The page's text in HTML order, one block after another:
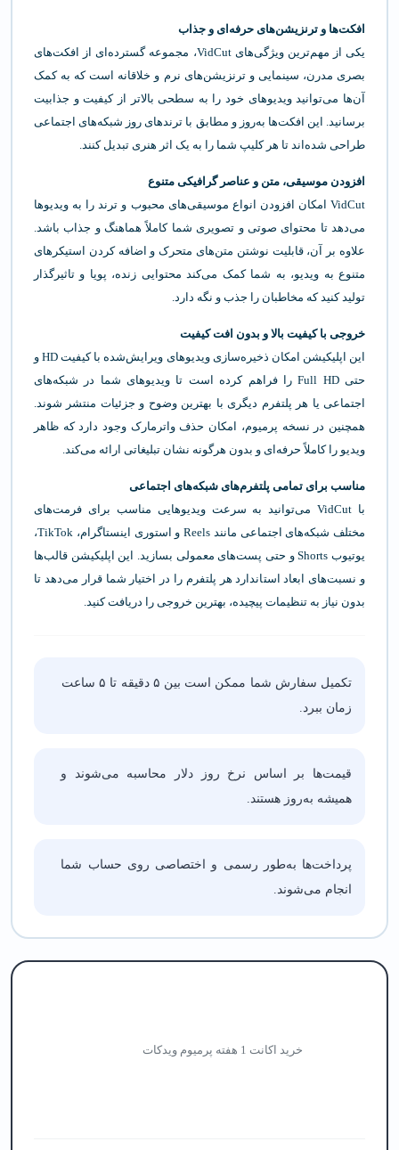
افکت‌ها و ترنزیشن‌های حرفه‌ای و جذاب
یکی از مهم‌ترین ویژگی‌های VidCut، مجموعه گسترده‌ای از افکت‌های
بصری مدرن، سینمایی و ترنزیشن‌های نرم و خلاقانه است که به کمک
آن‌ها می‌توانید ویدیوهای خود را به سطحی بالاتر از کیفیت و جذابیت
برسانید. این افکت‌ها به‌روز و مطابق با ترندهای روز شبکه‌های اجتماعی
طراحی شده‌اند تا هر کلیپ شما را به یک اثر هنری تبدیل کنند.
افزودن موسیقی، متن و عناصر گرافیکی متنوع
VidCut امکان افزودن انواع موسیقی‌های محبوب و ترند را به ویدیوها
می‌دهد تا محتوای صوتی و تصویری شما کاملاً هماهنگ و جذاب باشد.
علاوه بر آن، قابلیت نوشتن متن‌های متحرک و اضافه کردن استیکرهای
متنوع به ویدیو، به شما کمک می‌کند محتوایی زنده، پویا و تاثیرگذار
تولید کنید که مخاطبان را جذب و نگه دارد.
خروجی با کیفیت بالا و بدون افت کیفیت
این اپلیکیشن امکان ذخیره‌سازی ویدیوهای ویرایش‌شده با کیفیت HD و
حتی Full HD را فراهم کرده است تا ویدیوهای شما در شبکه‌های
اجتماعی یا هر پلتفرم دیگری با بهترین وضوح و جزئیات منتشر شوند.
همچنین در نسخه پرمیوم، امکان حذف واترمارک وجود دارد که ظاهر
ویدیو را کاملاً حرفه‌ای و بدون هرگونه نشان تبلیغاتی ارائه می‌کند.
مناسب برای تمامی پلتفرم‌های شبکه‌های اجتماعی
با VidCut می‌توانید به سرعت ویدیوهایی مناسب برای فرمت‌های
مختلف شبکه‌های اجتماعی مانند Reels و استوری اینستاگرام، TikTok،
یوتیوب Shorts و حتی پست‌های معمولی بسازید. این اپلیکیشن قالب‌ها
و نسبت‌های ابعاد استاندارد هر پلتفرم را در اختیار شما قرار می‌دهد تا
بدون نیاز به تنظیمات پیچیده، بهترین خروجی را دریافت کنید.
تکمیل سفارش شما ممکن است بین ۵ دقیقه تا ۵ ساعت
زمان ببرد.
قیمت‌ها بر اساس نرخ روز دلار محاسبه می‌شوند و
همیشه به‌روز هستند.
پرداخت‌ها به‌طور رسمی و اختصاصی روی حساب شما
انجام می‌شوند.
خرید اکانت 1 هفته پرمیوم ویدکات